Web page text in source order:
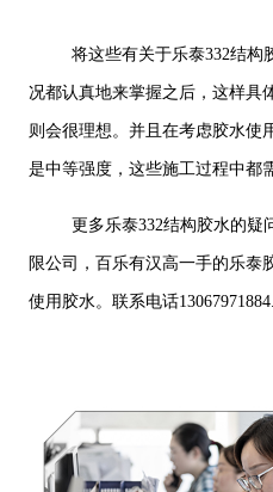
将这些有关于乐泰332结构
况都认真地来掌握之后，这样具
则会很理想。并且在考虑胶水使
是中等强度，这些施工过程中都
更多乐泰332结构胶水的疑
限公司，百乐有汉高一手的乐泰
使用胶水。联系电话13067971884.